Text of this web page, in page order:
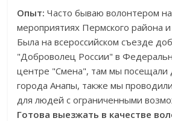
Опыт: Часто бываю волонтером
мероприятиях Пермского района и
Была на всероссийском съезде
"Доброволец России" в
центре "Смена", там мы посещали
города Анапы, также мы
для людей с ограниченными
Готова выезжать в качестве